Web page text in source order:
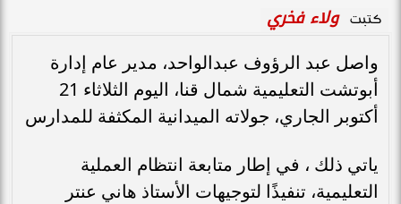
كتبت ولاء فخري
واصل عبد الرؤوف عبدالواحد، مدير عام إدارة
أبوتشت التعليمية شمال قنا، اليوم الثلاثاء 21
أكتوبر الجاري، جولاته الميدانية المكثفة للمدارس
ياتي ذلك ، في إطار متابعة انتظام العملية
التعليمية، تنفيذًا لتوجيهات الأستاذ هاني عنتر